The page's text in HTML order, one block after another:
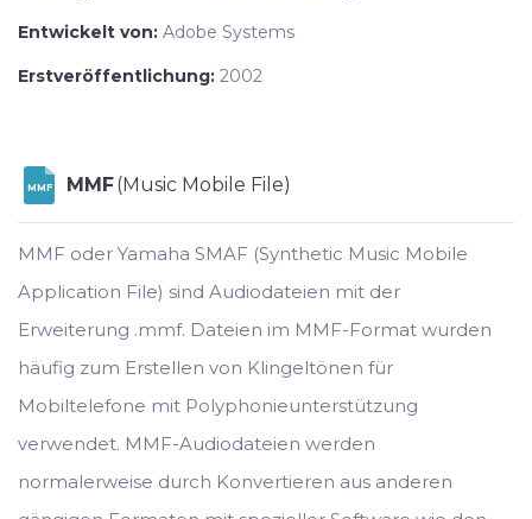
Entwickelt von: Adobe Systems
Erstveröffentlichung: 2002
MMF MMF(Music Mobile File)
MMF oder Yamaha SMAF (Synthetic Music Mobile
Application File) sind Audiodateien mit der
Erweiterung .mmf. Dateien im MMF-Format wurden
häufig zum Erstellen von Klingeltönen für
Mobiltelefone mit Polyphonieunterstützung
verwendet. MMF-Audiodateien werden
normalerweise durch Konvertieren aus anderen